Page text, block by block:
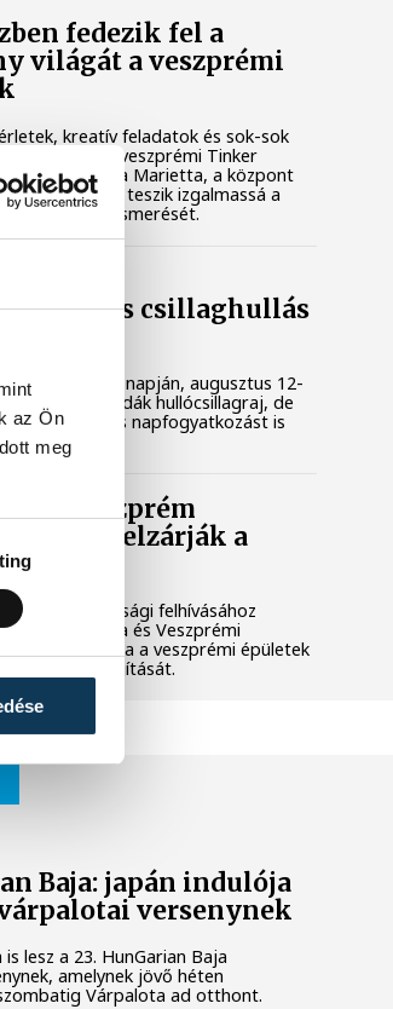
az Ön
meg
fedezik fel a
világát a veszprémi
kreatív feladatok és sok-sok
gyerekeket a veszprémi Tinker
Balassa Marietta, a központ
be, hogyan teszik izgalmassá a
megismerését.
12-én
és csillaghullás
csillagászati napján, augusztus 12-
majd a Perseidák hullócsillagraj, de
részleges napfogyatkozást is
figyelni.
Veszprém
elzárják a
felhívásához
városa és Veszprémi
is lekapcsolta a veszprémi épületek
díszkivilágítását.
Baja: japán indulója
versenynek
is lesz a 23. HunGarian Baja
amelynek jövő héten
Várpalota ad otthont.